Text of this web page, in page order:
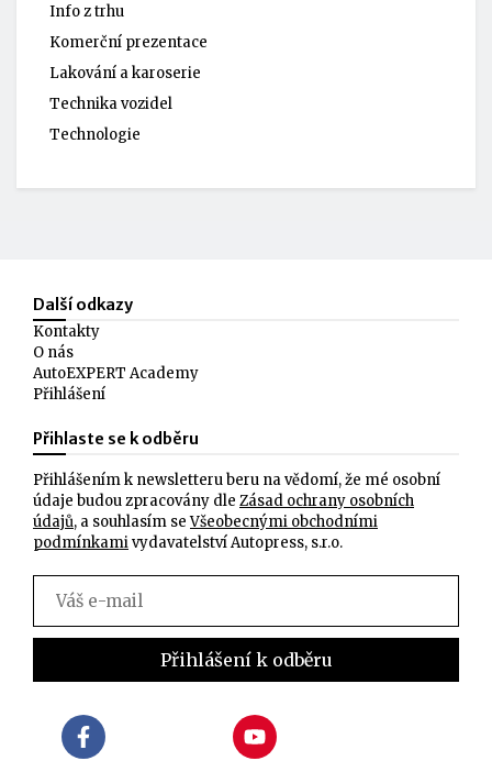
Info z trhu
Komerční prezentace
Lakování a karoserie
Technika vozidel
Technologie
Další odkazy
Kontakty
O nás
AutoEXPERT Academy
Přihlášení
Přihlaste se k odběru
Přihlášením k newsletteru beru na vědomí, že mé osobní
údaje budou zpracovány dle Zásad ochrany osobních
údajů, a souhlasím seVšeobecnými obchodními
podmínkamivydavatelství Autopress, s.r.o.